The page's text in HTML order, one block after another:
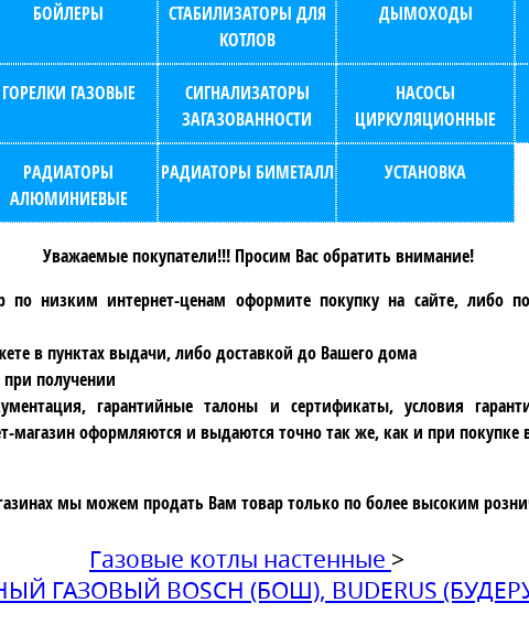
БОЙЛЕРЫ
СТАБИЛИЗАТОРЫ ДЛЯ
КОТЛОВ
ДЫМОХОДЫ
ГОРЕЛКИ ГАЗОВЫЕ
СИГНАЛИЗАТОРЫ
ЗАГАЗОВАННОСТИ
НАСОСЫ
ЦИРКУЛЯЦИОННЫЕ
РАДИАТОРЫ
АЛЮМИНИЕВЫЕ
РАДИАТОРЫ БИМЕТАЛЛ УСТАНОВКА
Уважаемые покупатели!!! Просим Вас обратить внимание!
по низким интернет-ценам оформите покупку на сайте, либо
в пунктах выдачи, либо доставкой до Вашего дома
получении
гарантийные талоны и сертификаты, условия
магазин оформляются и выдаются точно так же, как и при покупке
мы можем продать Вам товар только по более высоким
Газовые котлы настенные >
ГАЗОВЫЙ BOSCH (БОШ), BUDERUS